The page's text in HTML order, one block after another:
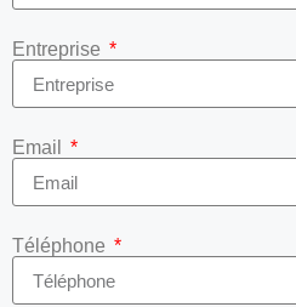
Entreprise
Email
Téléphone